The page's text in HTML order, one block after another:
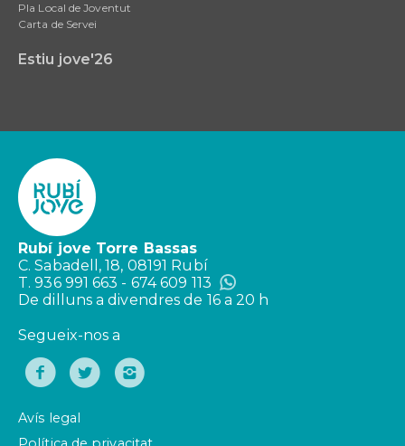
Pla Local de Joventut
Carta de Servei
Estiu jove'26
Rubí jove Torre Bassas
C. Sabadell, 18, 08191 Rubí
T. 936 991 663 - 674 609 113
De dilluns a divendres de 16 a 20 h
Segueix-nos a
Avís legal